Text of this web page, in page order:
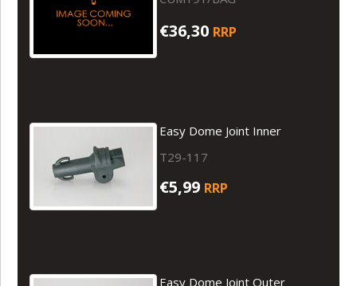
€36,30 RRP
Easy Dome Joint Inner
T29-117
€5,99 RRP
Easy Dome Joint Outer